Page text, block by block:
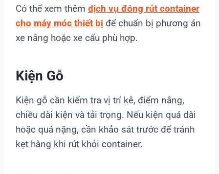
Có thể xem thêm dịch vụ đóng rút container
cho máy móc thiết bị để chuẩn bị phương án
xe nâng hoặc xe cẩu phù hợp.
Kiện Gỗ
Kiện gỗ cần kiểm tra vị trí kê, điểm nâng,
chiều dài kiện và tải trọng. Nếu kiện quá dài
hoặc quá nặng, cần khảo sát trước để tránh
kẹt hàng khi rút khỏi container.